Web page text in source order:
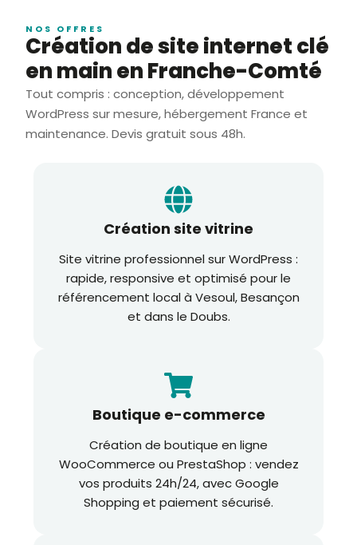
NOS OFFRES
Création de site internet clé
en main en Franche-Comté
Tout compris : conception, développement
WordPress sur mesure, hébergement France et
maintenance. Devis gratuit sous 48h.
Création site vitrine
Site vitrine professionnel sur WordPress :
rapide, responsive et optimisé pour le
référencement local à Vesoul, Besançon
et dans le Doubs.
Boutique e-commerce
Création de boutique en ligne
WooCommerce ou PrestaShop : vendez
vos produits 24h/24, avec Google
Shopping et paiement sécurisé.